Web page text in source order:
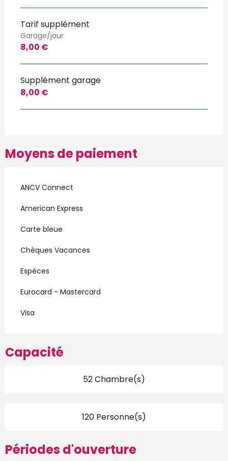
Tarif supplément
Garage/jour
8,00 €
Supplément garage
8,00 €
Moyens de paiement
ANCV Connect
American Express
Carte bleue
Chèques Vacances
Espèces
Eurocard - Mastercard
Visa
Capacité
52 Chambre(s)
120 Personne(s)
Périodes d'ouverture